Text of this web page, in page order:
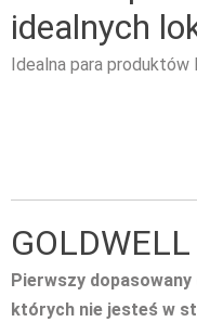
idealnych
Idealna para produktów
Pierwszy
których nie jesteś w